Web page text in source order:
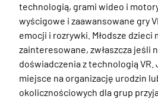
technologią, grami wideo i
wyścigowe i zaawansowane gry
emocji i rozrywki. Młodsze dzieci
zainteresowane, zwłaszcza jeśli
doświadczenia z technologią
miejsce na organizację urodzin
okolicznościowych dla grup